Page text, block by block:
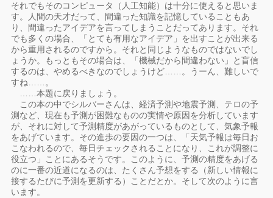
それでもそのコンピュータ（人工知能）は十分に使えると思いま
す。人間の天才だって、間違った知識を記憶していることもあ
り、間違ったアイデアを言ってしまうことだってあります。それ
でも多くの場合、「とても有用なアイデア」を出すことが出来る
から重用されるのですから。それと同じようなものではないでし
ょうか。もっともその場合は、「機械だから間違わない」と盲信
するのは、やめるべきなのでしょうけど……。うーん、難しいで
すね……。
……本題に戻りましょう。
この本の中でシルバーさんは、経済予測や地震予測、テロの予
測など、現在も予測が困難なものの実情や原因を分析しています
が、それに対して予測精度があがっているものとして、気象予報
をあげています。その進歩の要因の一つは、「天気予報は毎日お
こなわれるので、毎日チェックされることになり、これが調整に
役立つ」ことにあるそうです。このように、予測の精度をあげる
のに一番の近道になるのは、たくさん予想をする（新しい情報に
接するたびに予測を更新する）ことだとか。そして次のように言
います。